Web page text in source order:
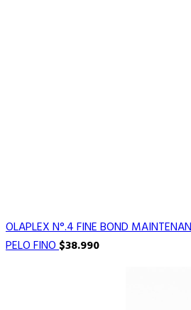
OLAPLEX N°.4 FINE BOND
PELO FINO$38.990